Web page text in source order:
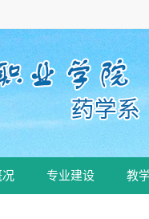
况 专业建设 教